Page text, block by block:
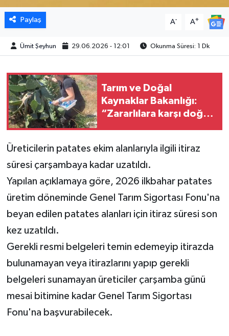
Paylaş A- A+
Ümit Şeyhun 29.06.2026 - 12:01 Okunma Süresi: 1 Dk
Tarım ve Doğal
Kaynaklar Bakanlığı:
“Zararlılara karşı doğal
Üreticilerin patates ekim alanlarıyla ilgili itiraz
süresi çarşambaya kadar uzatıldı.
Yapılan açıklamaya göre, 2026 ilkbahar patates
üretim döneminde Genel Tarım Sigortası Fonu'na
beyan edilen patates alanları için itiraz süresi son
kez uzatıldı.
Gerekli resmi belgeleri temin edemeyip itirazda
bulunamayan veya itirazlarını yapıp gerekli
belgeleri sunamayan üreticiler çarşamba günü
mesai bitimine kadar Genel Tarım Sigortası
Fonu'na başvurabilecek.